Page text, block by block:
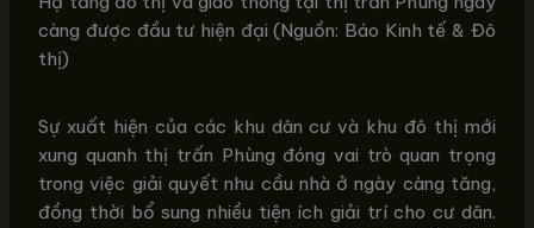
càng được đầu tư hiện đại (Nguồn: Báo Kinh tế & Đô
thị)
Sự xuất hiện của các khu dân cư và khu đô thị mới
xung quanh thị trấn Phùng đóng vai trò quan trọng
trong việc giải quyết nhu cầu nhà ở ngày càng tăng,
đồng thời bổ sung nhiều tiện ích giải trí cho cư dân.